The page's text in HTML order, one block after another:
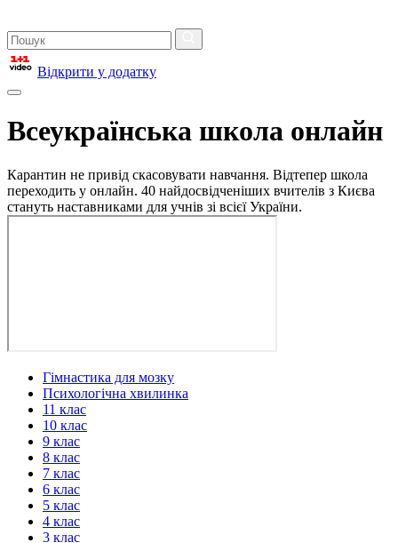
Відкрити у додатку
Всеукраїнська школа онлайн
Карантин не привід скасовувати навчання. Відтепер школа
переходить у онлайн. 40 найдосвідченіших вчителів з Києва
стануть наставниками для учнів зі всієї України.
Гімнастика для мозку
Психологічна хвилинка
11 клас
10 клас
9 клас
8 клас
7 клас
6 клас
5 клас
4 клас
3 клас